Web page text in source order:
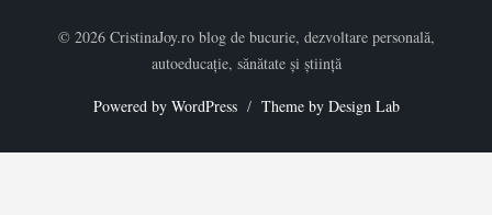
© 2026 CristinaJoy.ro blog de bucurie, dezvoltare personală,
autoeducație, sănătate și știință
Powered by WordPress / Theme by Design Lab